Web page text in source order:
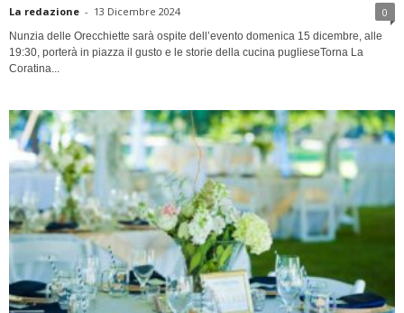
La redazione - 13 Dicembre 2024 0
Nunzia delle Orecchiette sarà ospite dell’evento domenica 15 dicembre, alle
19:30, porterà in piazza il gusto e le storie della cucina puglieseTorna La
Coratina...